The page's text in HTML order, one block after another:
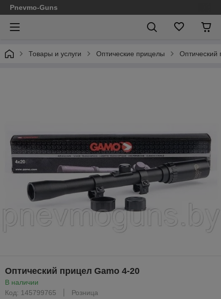
Pnevmo-Guns
Товары и услуги Оптические прицелы Оптический
Оптический прицел Gamo 4-20
В наличии
Код: 145799765
Розница